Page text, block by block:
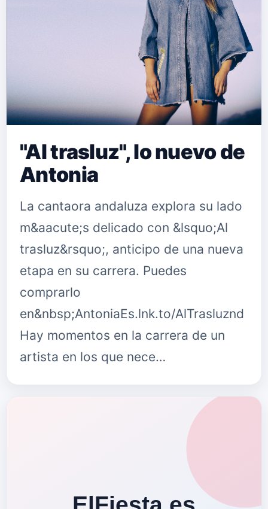
"Al trasluz", lo nuevo de
Antonia
La cantaora andaluza explora su lado
m&aacute;s delicado con &lsquo;Al
trasluz&rsquo;, anticipo de una nueva
etapa en su carrera. Puedes
comprarlo
en&nbsp;AntoniaEs.lnk.to/AlTrasluznd
Hay momentos en la carrera de un
artista en los que nece…